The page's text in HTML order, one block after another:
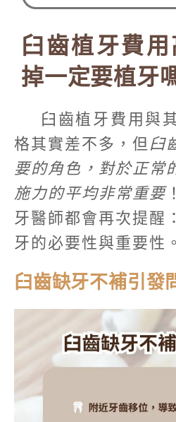
臼齒植牙費
掉一定要植牙
臼齒植牙費用與
格其實差不多，但 臼
要的角色，對於正常
施力的平均非常重要！
牙醫師都會再次提醒
牙的必要性與重要性。
臼齒缺牙不補引發